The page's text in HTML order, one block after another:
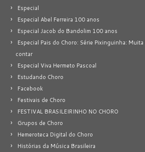
Especial
Especial Abel Ferreira 100 anos
Especial Jacob do Bandolim 100 anos
Especial Pais do Choro: Série Pixinguinha:
contar
Especial Viva Hermeto Pascoal
Estudando Choro
Facebook
Festivais de Choro
FESTIVAL BRASILEIRINHO NO CHORO
Grupos de Choro
Hemeroteca Digital do Choro
Histórias da Música Brasileira